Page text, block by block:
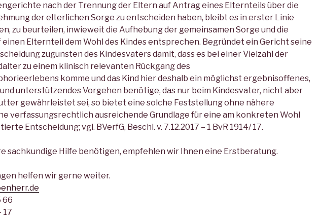
nach der Trennung der Eltern auf Antrag eines Elternteils über die
der elterlichen Sorge zu entscheiden haben, bleibt es in erster Linie
zu beurteilen, inwieweit die Aufhebung der gemeinsamen Sorge und die
Elternteil dem Wohl des Kindes entsprechen. Begründet ein Gericht seine
zugunsten des Kindesvaters damit, dass es bei einer Vielzahl der
zu einem klinisch relevanten Rückgang des
komme und das Kind hier deshalb ein möglichst ergebnisoffenes,
unterstützendes Vorgehen benötige, das nur beim Kindesvater, nicht aber
gewährleistet sei, so bietet eine solche Feststellung ohne nähere
verfassungsrechtlich ausreichende Grundlage für eine am konkreten Wohl
Entscheidung; vgl. BVerfG, Beschl. v. 7.12.2017 – 1 BvR 1914/ 17.
sachkundige Hilfe benötigen, empfehlen wir Ihnen eine Erstberatung.
helfen wir gerne weiter.
66
17